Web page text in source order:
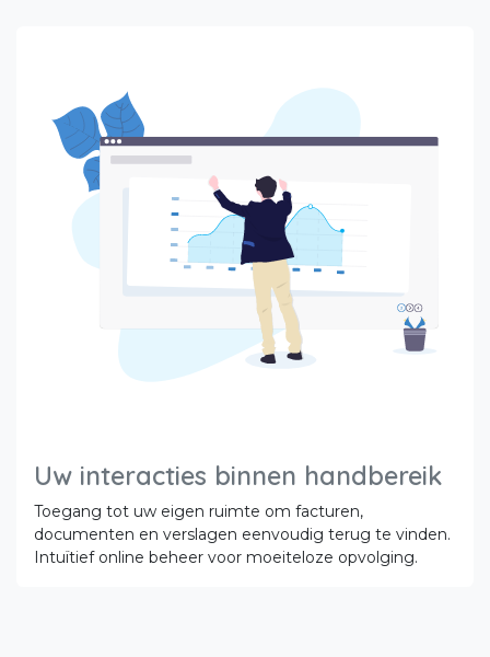
Uw interacties binnen handbereik
Toegang tot uw eigen ruimte om facturen,
documenten en verslagen eenvoudig terug te vinden.
Intuïtief online beheer voor moeiteloze opvolging.